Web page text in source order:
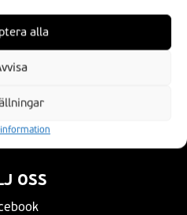
alla
DIN BDS
AV OSS
OSS